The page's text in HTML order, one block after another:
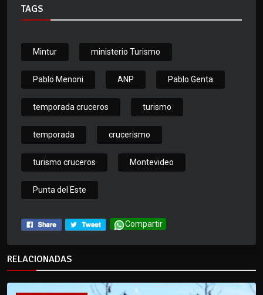
TAGS
Mintur ministerio Turismo
Pablo Menoni ANP Pablo Genta
temporada cruceros turismo
temporada crucerismo
turismo cruceros Montevideo
Punta del Este
Compartir
RELACIONADAS